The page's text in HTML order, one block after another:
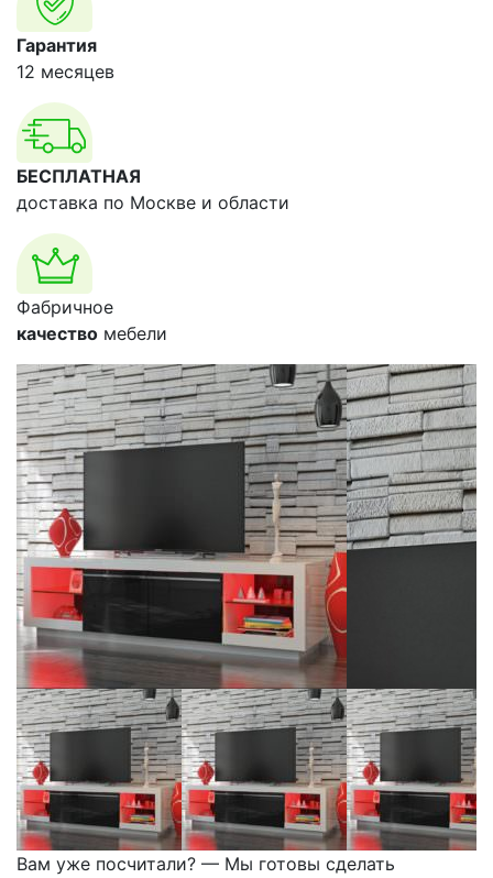
Гарантия
12 месяцев
БЕСПЛАТНАЯ
доставка по Москве и области
Фабричное
качество мебели
Вам уже посчитали? — Мы готовы сделать